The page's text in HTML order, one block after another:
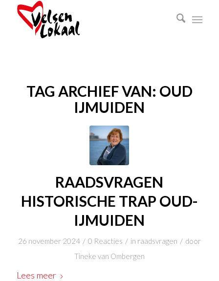
TAG ARCHIEF VAN: OUD
IJMUIDEN
RAADSVRAGEN
HISTORISCHE TRAP OUD-
IJMUIDEN
26 november 2024 / 0 Reacties / in raadsvragen / door
Tineke van Ombergen
Lees meer